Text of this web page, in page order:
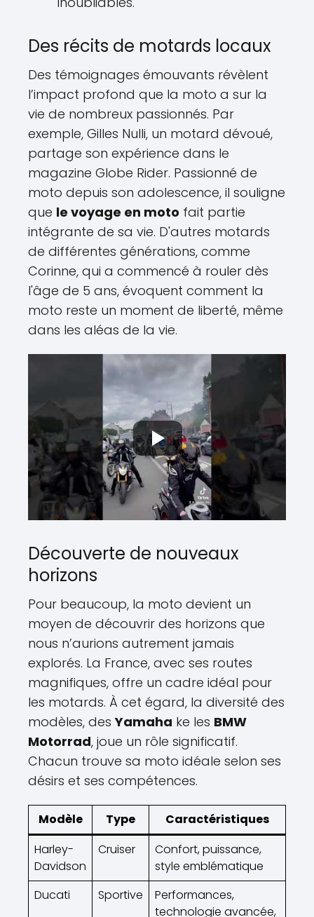
Des récits de motards locaux
Des témoignages émouvants révèlent
l’impact profond que la moto a sur la
vie de nombreux passionnés. Par
exemple, Gilles Nulli, un motard dévoué,
partage son expérience dans le
magazine Globe Rider. Passionné de
moto depuis son adolescence, il souligne
que le voyage en moto fait partie
intégrante de sa vie. D'autres motards
de différentes générations, comme
Corinne, qui a commencé à rouler dès
l'âge de 5 ans, évoquent comment la
moto reste un moment de liberté, même
dans les aléas de la vie.
Découverte de nouveaux
horizons
Pour beaucoup, la moto devient un
moyen de découvrir des horizons que
nous n’aurions autrement jamais
explorés. La France, avec ses routes
magnifiques, offre un cadre idéal pour
les motards. À cet égard, la diversité des
modèles, desYamaha ke les BMW
Motorrad, joue un rôle significatif.
Chacun trouve sa moto idéale selon ses
désirs et ses compétences.
Modèle Type
Caractéristiques
Harley-
Davidson
Cruiser
Confort, puissance,
style emblématique
Ducati
Sportive
Performances,
technologie avancée,